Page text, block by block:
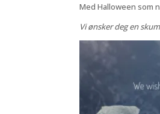
Med Halloween som
Vi ønsker deg en